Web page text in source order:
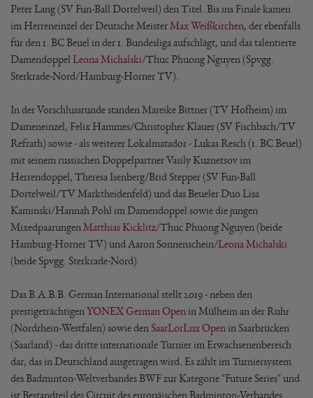
Peter Lang (SV Fun-Ball Dortelweil) den Titel. Bis ins Finale kamen
im Herreneinzel der Deutsche MeisterMax Weißkirchen, der ebenfalls
für den 1. BC Beuel in der 1. Bundesliga aufschlägt, und das talentierte
Damendoppel Leona Michalski/Thuc Phuong Nguyen (Spvgg.
Sterkrade-Nord/Hamburg-Horner TV).
In der Vorschlussrunde standen Mareike Bittner (TV Hofheim) im
Dameneinzel, Felix Hammes/Christopher Klauer (SV Fischbach/TV
Refrath) sowie - als weiterer Lokalmatador - Lukas Resch (1. BC Beuel)
mit seinem russischen Doppelpartner Vasily Kuznetsov im
Herrendoppel, Theresa Isenberg/Brid Stepper (SV Fun-Ball
Dortelweil/TV Marktheidenfeld) und das Beueler Duo Lisa
Kaminski/Hannah Pohl im Damendoppel sowie die jungen
Mixedpaarungen Matthias Kicklitz/Thuc Phuong Nguyen (beide
Hamburg-Horner TV) und Aaron Sonnenschein/Leona Michalski
(beide Spvgg. Sterkrade-Nord).
Das B.A.B.B. German International stellt 2019 - neben den
prestigeträchtigen YONEX German Open in Mülheim an der Ruhr
(Nordrhein-Westfalen) sowie den SaarLorLux Open in Saarbrücken
(Saarland) - das dritte internationale Turnier im Erwachsenenbereich
dar, das in Deutschland ausgetragen wird. Es zählt im Turniersystem
des Badminton-Weltverbandes BWF zur Kategorie "Future Series" und
ist Bestandteil des Circuit des europäischen Badminton-Verbandes